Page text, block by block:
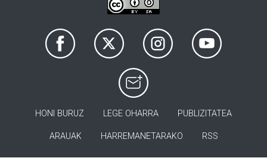
HONI BURUZ LEGE OHARRA PUBLIZITATEA
ARAUAK HARREMANETARAKO RSS